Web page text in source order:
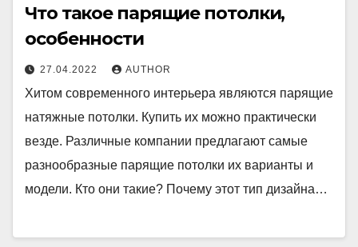
Что такое парящие потолки,
особенности
27.04.2022 AUTHOR
Хитом современного интерьера являются парящие
натяжные потолки. Купить их можно практически
везде. Различные компании предлагают самые
разнообразные парящие потолки их варианты и
модели. Кто они такие? Почему этот тип дизайна…